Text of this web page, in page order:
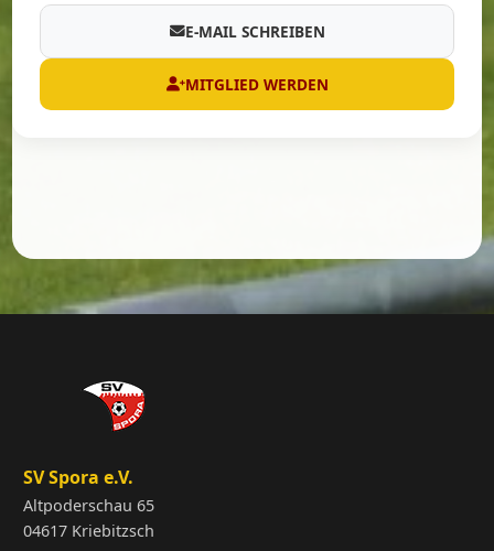
E-MAIL SCHREIBEN
MITGLIED WERDEN
SV Spora e.V.
Altpoderschau 65
04617 Kriebitzsch